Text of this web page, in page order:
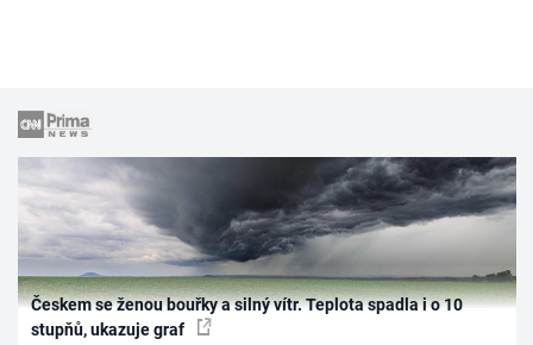
Českem se ženou bouřky a silný vítr. Teplota spadla i o 10
stupňů, ukazuje graf